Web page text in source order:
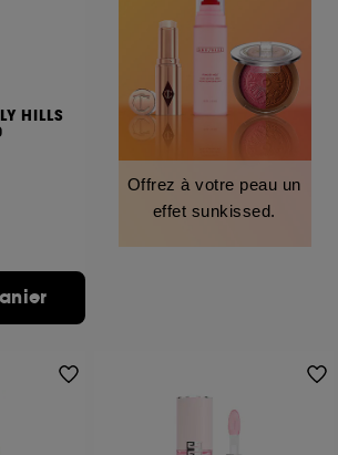
HILLS
Offrez à votre peau un
effet sunkissed.